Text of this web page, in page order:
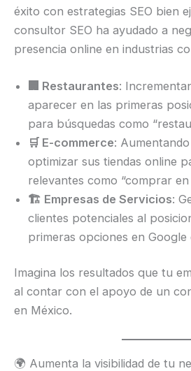
éxito con estrategias SEO bien
consultor SEO ha ayudado a
presencia online en industrias
🏢 Restaurantes:
aparecer en las primeras
para búsquedas como
🛒 E-commerce:
optimizar sus tiendas online
relevantes como “comprar en
🏗️ Empresas de Servicios:
clientes potenciales al
primeras opciones en Google
Imagina los resultados que tu
al contar con el apoyo de un
en México.
🌍 Aumenta la visibilidad de tu